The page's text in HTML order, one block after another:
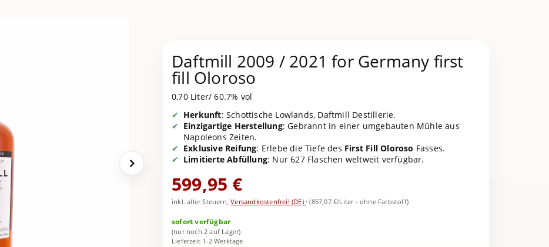
Daftmill 2009 / 2021 for Germany first
fill Oloroso
0,70 Liter/ 60.7% vol
Herkunft: Schottische Lowlands, Daftmill Destillerie.
Einzigartige Herstellung: Gebrannt in einer umgebauten Mühle aus
Napoleons Zeiten.
Exklusive Reifung: Erlebe die Tiefe des First Fill Oloroso Fasses.
Limitierte Abfüllung: Nur 627 Flaschen weltweit verfügbar.
599,95 €
inkl. aller Steuern,Versandkostenfrei! (DE) ·(857,07 €/Liter - ohne Farbstoff)
sofort verfügbar
(nur noch 2 auf Lager)
Lieferzeit 1-2 Werktage